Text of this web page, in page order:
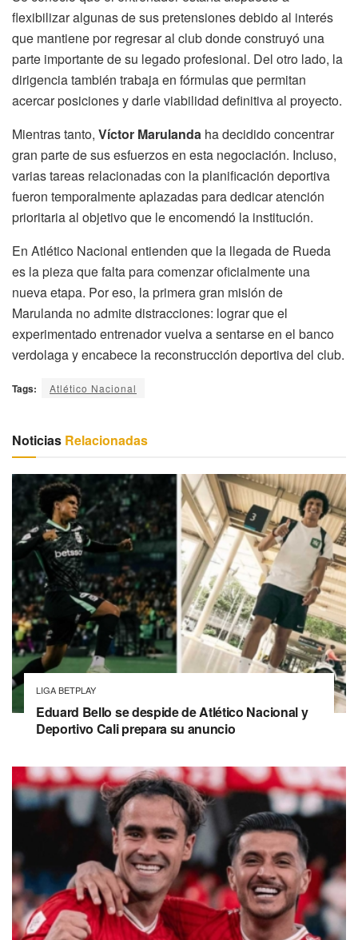
flexibilizar algunas de sus pretensiones debido al interés
que mantiene por regresar al club donde construyó una
parte importante de su legado profesional. Del otro lado, la
dirigencia también trabaja en fórmulas que permitan
acercar posiciones y darle viabilidad definitiva al proyecto.
Mientras tanto, Víctor Marulanda ha decidido concentrar
gran parte de sus esfuerzos en esta negociación. Incluso,
varias tareas relacionadas con la planificación deportiva
fueron temporalmente aplazadas para dedicar atención
prioritaria al objetivo que le encomendó la institución.
En Atlético Nacional entienden que la llegada de Rueda
es la pieza que falta para comenzar oficialmente una
nueva etapa. Por eso, la primera gran misión de
Marulanda no admite distracciones: lograr que el
experimentado entrenador vuelva a sentarse en el banco
verdolaga y encabece la reconstrucción deportiva del club.
Tags: Atlético Nacional
Noticias Relacionadas
LIGA BETPLAY
Eduard Bello se despide de Atlético Nacional y
Deportivo Cali prepara su anuncio